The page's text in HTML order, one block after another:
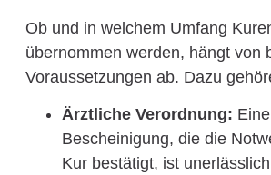
Ob und in welchem Umfang
übernommen werden, hängt von
Voraussetzungen ab. Dazu
Ärztliche Verordnung:
Bescheinigung, die die
Kur bestätigt, ist